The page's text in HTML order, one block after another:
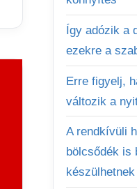
Így adózik a
ezekre a
Erre figyelj,
változik a
A rendkívüli
bölcsődék is